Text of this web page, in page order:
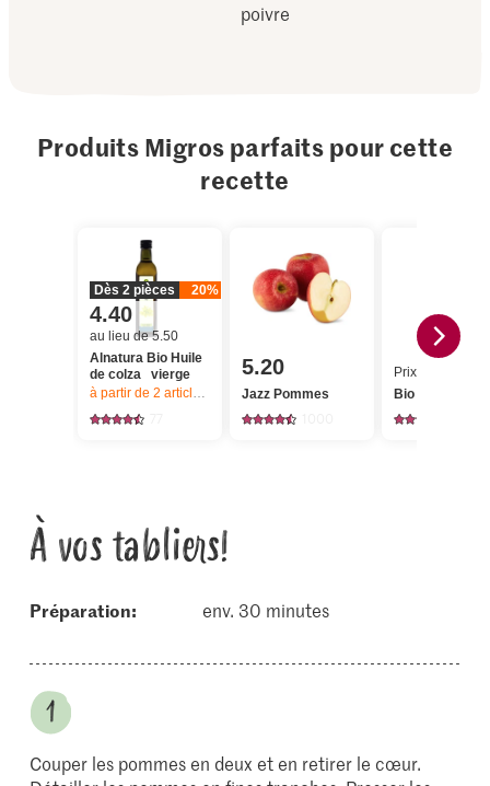
poivre
Produits Migros parfaits pour cette
recette
Dès 2 pièces 20%
4.40
au lieu de 5.50
Alnatura Bio Huile
de colza vierge
à partir de 2 articles, Offre valable du 6.8 au 12.8.2026, jusqu’à
5.20
Jazz Pommes
Prix du jour
Bio Raifort
À vos tabliers!
Préparation: env. 30 minutes
Couper les pommes en deux et en retirer le cœur.